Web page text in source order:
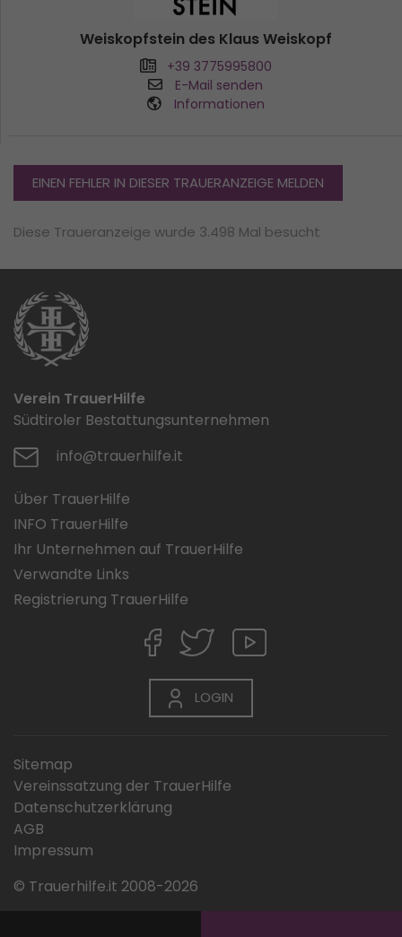
Weiskopfstein des Klaus Weiskopf
+39 3775995800
E-Mail senden
Informationen
EINEN FEHLER IN DIESER TRAUERANZEIGE MELDEN
Diese Traueranzeige wurde 3.498 Mal besucht
Verein TrauerHilfe
Südtiroler Bestattungsunternehmen
info@trauerhilfe.it
Über TrauerHilfe
INFO TrauerHilfe
Ihr Unternehmen auf TrauerHilfe
Verwandte Links
Registrierung TrauerHilfe
LOGIN
Sitemap
Vereinssatzung der TrauerHilfe
Datenschutzerklärung
AGB
Impressum
© Trauerhilfe.it 2008-2026